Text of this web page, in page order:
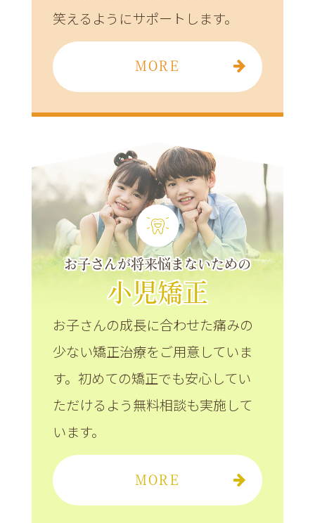
笑えるようにサポートします。
MORE
お子さんが将来悩まないための
小児矯正
お子さんの成長に合わせた痛みの
少ない矯正治療をご用意していま
す。初めての矯正でも安心してい
ただけるよう無料相談も実施して
います。
MORE